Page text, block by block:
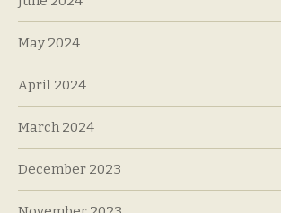
May 2024
April 2024
March 2024
December 2023